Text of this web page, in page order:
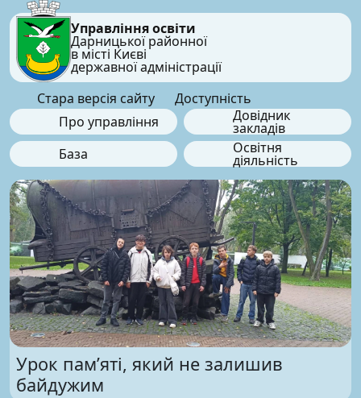
Управління освіти
Дарницької районної
в місті Києві
державної адміністрації
Стара версія сайту
Доступність
Про управління
Довідник
закладів
База
Освітня
діяльність
Урок пам’яті, який не залишив
байдужим